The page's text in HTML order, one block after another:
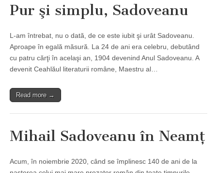
Pur şi simplu, Sadoveanu
L-am întrebat, nu o dată, de ce este iubit şi urât Sadoveanu.
Aproape în egală măsură. La 24 de ani era celebru, debutând
cu patru cărţi în acelaşi an, 1904 devenind Anul Sadoveanu. A
devenit Ceahlăul literaturii române, Maestru al…
Read more →
Mihail Sadoveanu în Neamţ
Acum, în noiembrie 2020, când se împlinesc 140 de ani de la